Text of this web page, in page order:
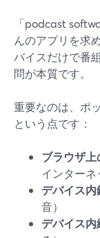
「podcast
んのアプリを求
バイスだけで番
問が本質です。
重要なのは、ポ
という点です：
ブラウザ
インターネ
デバイス内
音）
デバイス内